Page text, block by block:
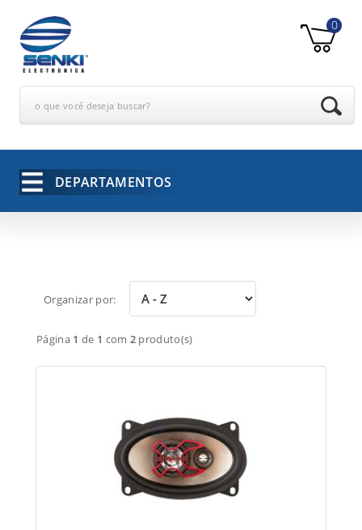
o que você deseja buscar?
0
DEPARTAMENTOS
Organizar por:
Página 1 de 1 com 2 produto(s)